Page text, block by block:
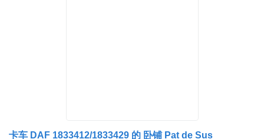
卡车 DAF 1833412/1833429 的 卧铺 Pat de Sus